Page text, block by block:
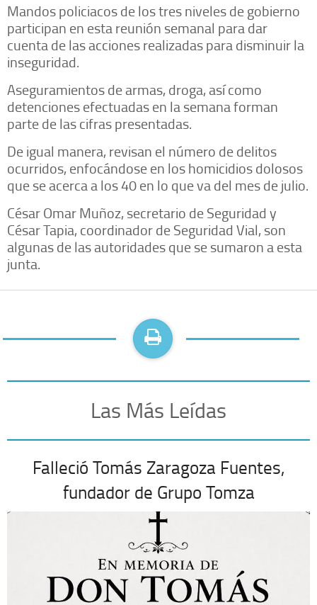
Mandos policiacos de los tres niveles de gobierno
participan en esta reunión semanal para dar
cuenta de las acciones realizadas para disminuir la
inseguridad.
Aseguramientos de armas, droga, así como
detenciones efectuadas en la semana forman
parte de las cifras presentadas.
De igual manera, revisan el número de delitos
ocurridos, enfocándose en los homicidios dolosos
que se acerca a los 40 en lo que va del mes de julio.
César Omar Muñoz, secretario de Seguridad y
César Tapia, coordinador de Seguridad Vial, son
algunas de las autoridades que se sumaron a esta
junta.
Las Más Leídas
Falleció Tomás Zaragoza Fuentes,
fundador de Grupo Tomza